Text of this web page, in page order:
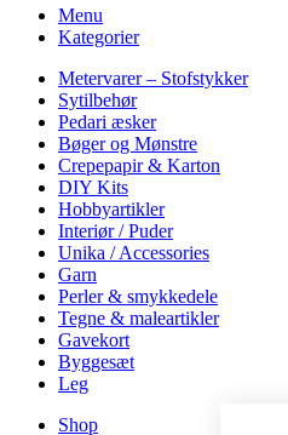
Menu
Kategorier
Metervarer – Stofstykker
Sytilbehør
Pedari æsker
Bøger og Mønstre
Crepepapir & Karton
DIY Kits
Hobbyartikler
Interiør / Puder
Unika / Accessories
Garn
Perler & smykkedele
Tegne & maleartikler
Gavekort
Byggesæt
Leg
Shop